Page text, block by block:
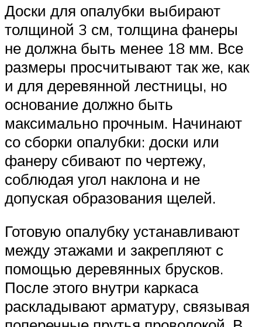
Доски для опалубки выбирают
толщиной 3 см, толщина фанеры
не должна быть менее 18 мм. Все
размеры просчитывают так же, как
и для деревянной лестницы, но
основание должно быть
максимально прочным. Начинают
со сборки опалубки: доски или
фанеру сбивают по чертежу,
соблюдая угол наклона и не
допуская образования щелей.
Готовую опалубку устанавливают
между этажами и закрепляют с
помощью деревянных брусков.
После этого внутри каркаса
раскладывают арматуру, связывая